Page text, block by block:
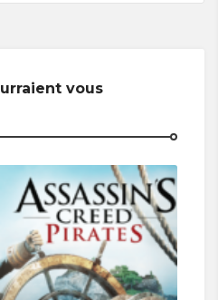
vous